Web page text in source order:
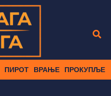
ПИРОТ ВРАЊЕ ПРОКУПЉЕ